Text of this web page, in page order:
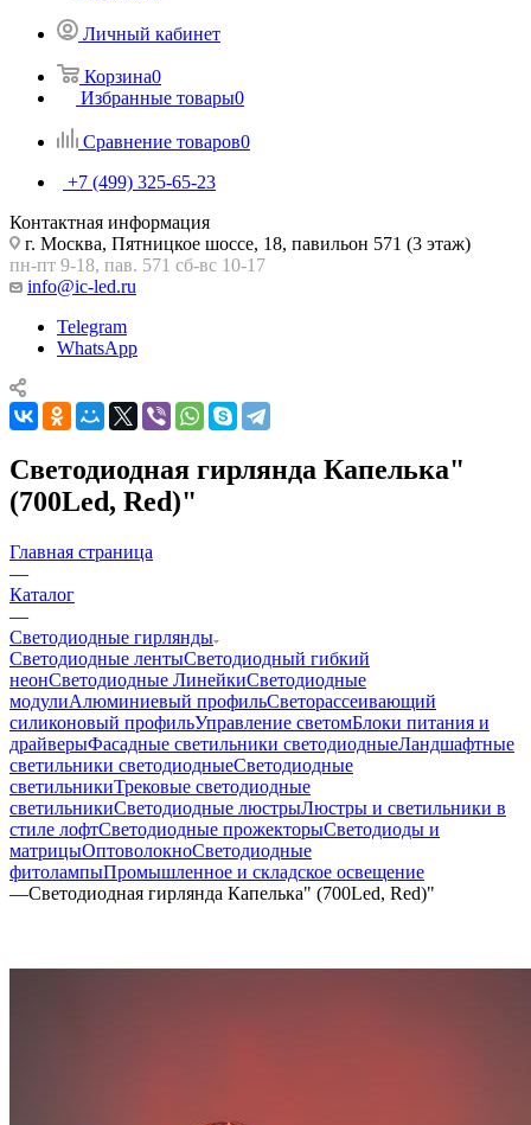
Личный кабинет
Корзина0
Избранные товары0
Сравнение товаров0
+7 (499) 325-65-23
Контактная информация
г. Москва, Пятницкое шоссе, 18, павильон 571 (3 этаж)
пн-пт 9-18, пав. 571 сб-вс 10-17
info@ic-led.ru
Telegram
WhatsApp
Светодиодная гирлянда Капелька"
(700Led, Red)"
Главная страница
—
Каталог
—
Светодиодные гирлянды
Светодиодные лентыСветодиодный гибкий
неонСветодиодные ЛинейкиСветодиодные
модулиАлюминиевый профильСветорассеивающий
силиконовый профильУправление светомБлоки питания и
драйверыФасадные светильники светодиодныеЛандшафтные
светильники светодиодныеСветодиодные
светильникиТрековые светодиодные
светильникиСветодиодные люстрыЛюстры и светильники в
стиле лофтСветодиодные прожекторыСветодиоды и
матрицыОптоволокноСветодиодные
фитолампыПромышленное и складское освещение
—Светодиодная гирлянда Капелька" (700Led, Red)"